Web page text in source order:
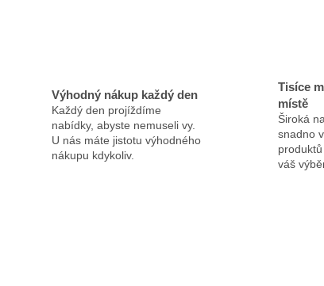
Výhodný nákup každý den
Každý den projíždíme
nabídky, abyste nemuseli vy.
U nás máte jistotu výhodného
nákupu kdykoliv.
Tisíce
místě
Široká
snadno
váš